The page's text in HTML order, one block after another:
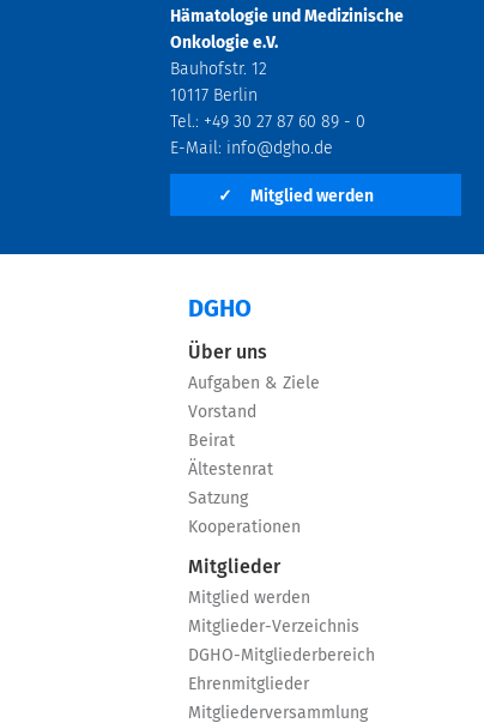
Hämatologie und Medizinische
Onkologie e.V.
Bauhofstr. 12
10117 Berlin
Tel.: +49 30 27 87 60 89 - 0
E-Mail: info@dgho.de
✓ Mitglied werden
DGHO
Über uns
Aufgaben & Ziele
Vorstand
Beirat
Ältestenrat
Satzung
Kooperationen
Mitglieder
Mitglied werden
Mitglieder-Verzeichnis
DGHO-Mitgliederbereich
Ehrenmitglieder
Mitgliederversammlung